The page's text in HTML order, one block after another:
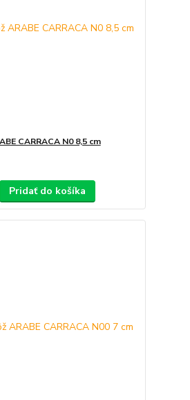
CARRACA N0 8,5 cm
Pridať do košíka